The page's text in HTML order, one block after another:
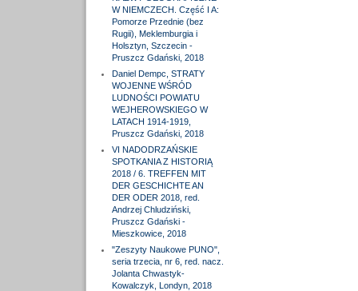
W NIEMCZECH. Część I A:
Pomorze Przednie (bez
Rugii), Meklemburgia i
Holsztyn, Szczecin -
Pruszcz Gdański, 2018
Daniel Dempc, STRATY
WOJENNE WŚRÓD
LUDNOŚCI POWIATU
WEJHEROWSKIEGO W
LATACH 1914-1919,
Pruszcz Gdański, 2018
VI NADODRZAŃSKIE
SPOTKANIA Z HISTORIĄ
2018 / 6. TREFFEN MIT
DER GESCHICHTE AN
DER ODER 2018, red.
Andrzej Chludziński,
Pruszcz Gdański -
Mieszkowice, 2018
"Zeszyty Naukowe PUNO",
seria trzecia, nr 6, red. nacz.
Jolanta Chwastyk-
Kowalczyk, Londyn, 2018